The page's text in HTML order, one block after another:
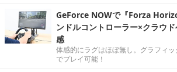
GeForce NOWで『Forza
ンドルコントローラー×クラウ
感
体感的にラグはほぼ無し。グラフィ
でプレイ可能！